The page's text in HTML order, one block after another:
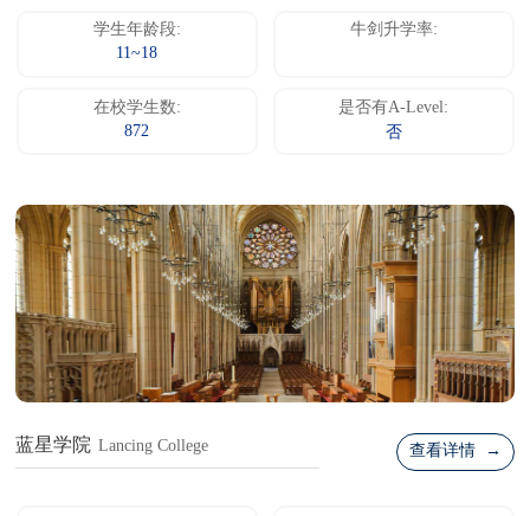
学生年龄段:
11~18
牛剑升学率:
在校学生数:
872
是否有A-Level:
否
蓝星学院 Lancing College 查看详情 →